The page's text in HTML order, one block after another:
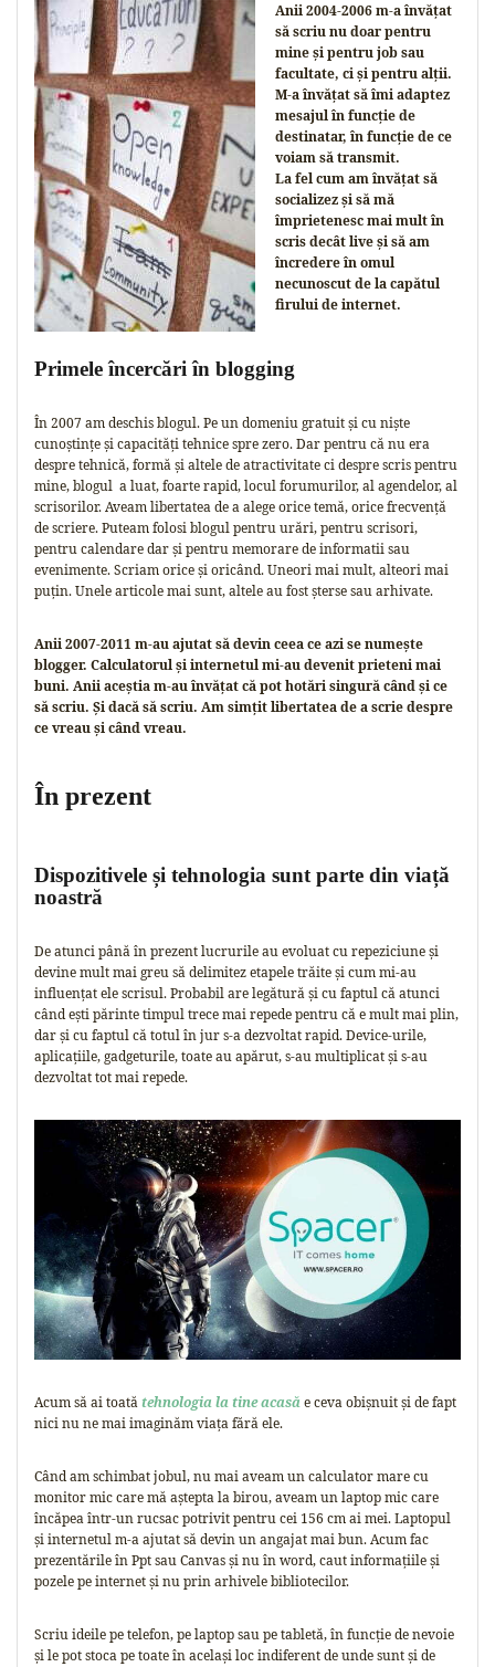
Anii 2004-2006 m-a învățat
să scriu nu doar pentru
mine și pentru job sau
facultate, ci și pentru alții.
M-a învățat să îmi adaptez
mesajul în funcție de
destinatar, în funcție de ce
voiam să transmit.
La fel cum am învățat să
socializez și să mă
împrietenesc mai mult în
scris decât live și să am
încredere în omul
necunoscut de la capătul
firului de internet.
Primele încercări în blogging
În 2007 am deschis blogul. Pe un domeniu gratuit și cu niște
cunoștințe și capacități tehnice spre zero. Dar pentru că nu era
despre tehnică, formă și altele de atractivitate ci despre scris pentru
mine, blogul a luat, foarte rapid, locul forumurilor, al agendelor, al
scrisorilor. Aveam libertatea de a alege orice temă, orice frecvență
de scriere. Puteam folosi blogul pentru urări, pentru scrisori,
pentru calendare dar și pentru memorare de informatii sau
evenimente. Scriam orice și oricând. Uneori mai mult, alteori mai
puțin. Unele articole mai sunt, altele au fost șterse sau arhivate.
Anii 2007-2011 m-au ajutat să devin ceea ce azi se numește
blogger. Calculatorul și internetul mi-au devenit prieteni mai
buni. Anii aceștia m-au învățat că pot hotări singură când și ce
să scriu. Și dacă să scriu. Am simțit libertatea de a scrie despre
ce vreau și când vreau.
În prezent
Dispozitivele și tehnologia sunt parte din viață
noastră
De atunci până în prezent lucrurile au evoluat cu repeziciune și
devine mult mai greu să delimitez etapele trăite și cum mi-au
influențat ele scrisul. Probabil are legătură și cu faptul că atunci
când ești părinte timpul trece mai repede pentru că e mult mai plin,
dar și cu faptul că totul în jur s-a dezvoltat rapid. Device-urile,
aplicațiile, gadgeturile, toate au apărut, s-au multiplicat și s-au
dezvoltat tot mai repede.
Acum să ai toatătehnologia la tine acasăe ceva obișnuit și de fapt
nici nu ne mai imaginăm viața fără ele.
Când am schimbat jobul, nu mai aveam un calculator mare cu
monitor mic care mă aștepta la birou, aveam un laptop mic care
încăpea într-un rucsac potrivit pentru cei 156 cm ai mei. Laptopul
și internetul m-a ajutat să devin un angajat mai bun. Acum fac
prezentările în Ppt sau Canvas și nu în word, caut informațiile și
pozele pe internet și nu prin arhivele bibliotecilor.
Scriu ideile pe telefon, pe laptop sau pe tabletă, în funcție de nevoie
și le pot stoca pe toate în același loc indiferent de unde sunt și de